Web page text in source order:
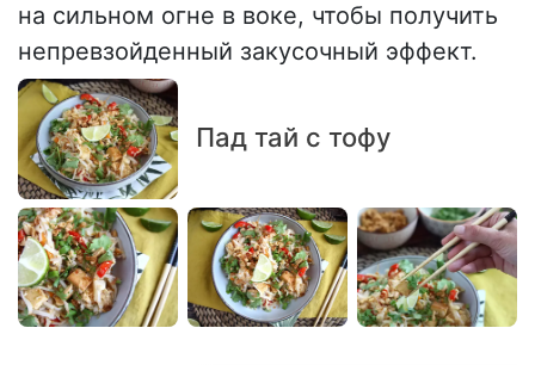
на сильном огне в воке, чтобы получить
непревзойденный закусочный эффект.
Пад тай с тофу